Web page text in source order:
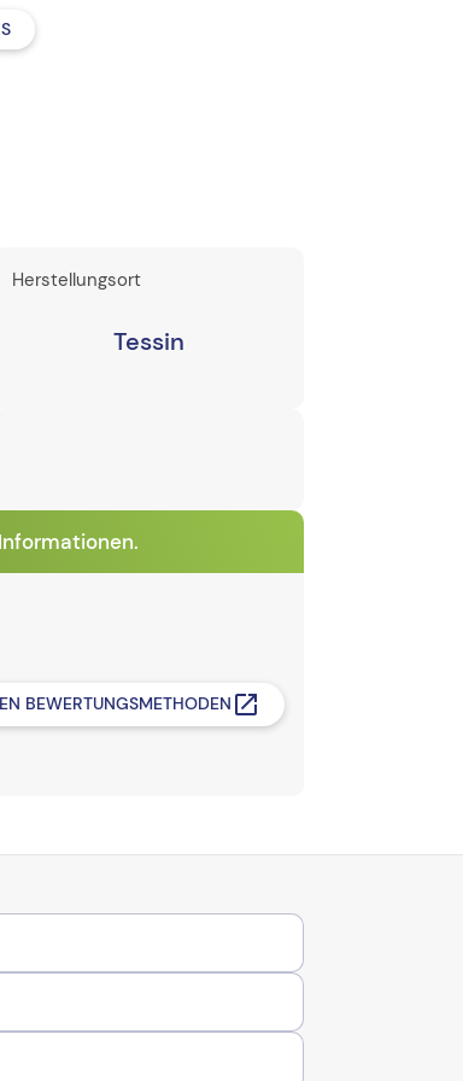
Herstellungsort
Tessin
BEWERTUNGSMETHODEN